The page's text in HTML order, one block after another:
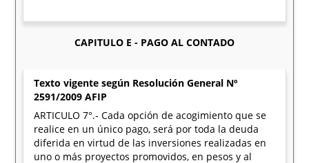
CAPITULO E - PAGO AL CONTADO
Texto vigente según Resolución General Nº
2591/2009 AFIP
ARTICULO 7°.- Cada opción de acogimiento que se
realice en un único pago, será por toda la deuda
diferida en virtud de las inversiones realizadas en
uno o más proyectos promovidos, en pesos y al